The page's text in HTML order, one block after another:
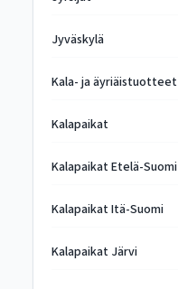
Jyväskylä
Kala- ja äyriäistuotteet
Kalapaikat
Kalapaikat Etelä-Suomi
Kalapaikat Itä-Suomi
Kalapaikat Järvi